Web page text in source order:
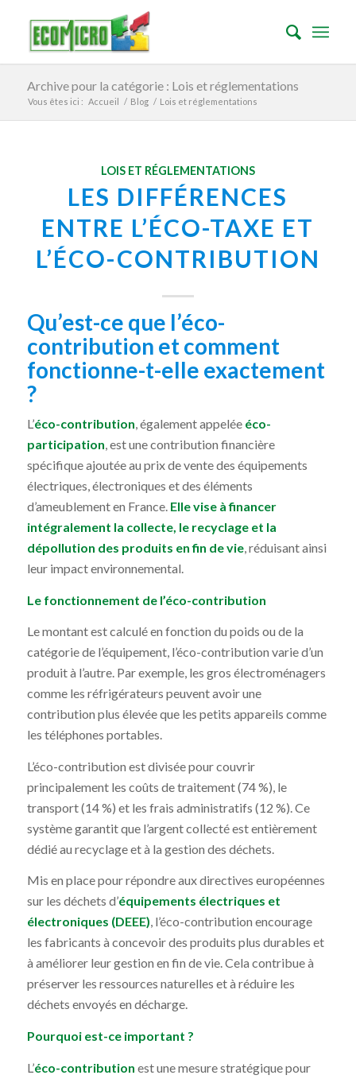
Archive pour la catégorie : Lois et réglementations
Vous êtes ici : Accueil / Blog / Lois et réglementations
LOIS ET RÉGLEMENTATIONS
LES DIFFÉRENCES
ENTRE L’ÉCO-TAXE ET
L’ÉCO-CONTRIBUTION
Qu’est-ce que l’éco-
contribution et comment
fonctionne-t-elle exactement
?
L’éco-contribution, également appelée éco-
participation, est une contribution financière
spécifique ajoutée au prix de vente des équipements
électriques, électroniques et des éléments
d’ameublement en France. Elle vise à financer
intégralement la collecte, le recyclage et la
dépollution des produits en fin de vie, réduisant ainsi
leur impact environnemental.
Le fonctionnement de l’éco-contribution
Le montant est calculé en fonction du poids ou de la
catégorie de l’équipement, l’éco-contribution varie d’un
produit à l’autre. Par exemple, les gros électroménagers
comme les réfrigérateurs peuvent avoir une
contribution plus élevée que les petits appareils comme
les téléphones portables.
L’éco-contribution est divisée pour couvrir
principalement les coûts de traitement (74 %), le
transport (14 %) et les frais administratifs (12 %). Ce
système garantit que l’argent collecté est entièrement
dédié au recyclage et à la gestion des déchets.
Mis en place pour répondre aux directives européennes
sur les déchets d’équipements électriques et
électroniques (DEEE), l’éco-contribution encourage
les fabricants à concevoir des produits plus durables et
à améliorer leur gestion en fin de vie. Cela contribue à
préserver les ressources naturelles et à réduire les
déchets envoyés en décharge.
Pourquoi est-ce important ?
L’éco-contribution est une mesure stratégique pour